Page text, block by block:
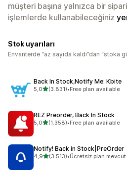
müşteri başına yalnızca bir
işlemlerde kullanabileceğiniz
Stok uyarıları
Envanterde “az sayıda kaldı”dan “stoka
Back In Stock,Notify Me: Kbite
5,05 yıldız üzerinden
(3.831)
toplam 3831 değerlendirme
•Free plan available
REZ Preorder, Back In Stock
5,05 yıldız üzerinden
(1.358)
toplam 1358 değerlendirme
•Free plan available
Notify! Back in Stock|PreOrder
4,95 yıldız üzerinden
(3.513)
toplam 3513 değerlendirme
•Ücretsiz plan mevcut